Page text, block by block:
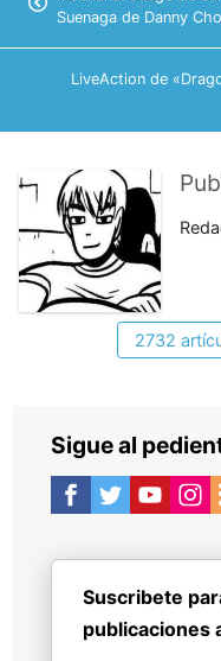
Suenaga de Danny
LiveAction de
2732
Sigue al
Suscribete
publicaciones